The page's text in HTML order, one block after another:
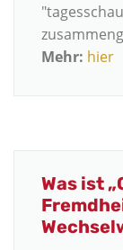
Mehr: hier
Was ist